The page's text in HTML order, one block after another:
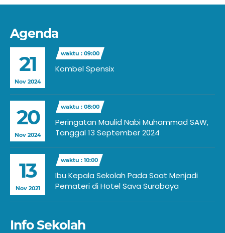
Agenda
21
Nov 2024
waktu : 09:00
Kombel Spensix
20
Nov 2024
waktu : 08:00
Peringatan Maulid Nabi Muhammad SAW,
Tanggal 13 September 2024
13
Nov 2021
waktu : 10:00
Ibu Kepala Sekolah Pada Saat Menjadi
Pemateri di Hotel Sava Surabaya
Info Sekolah